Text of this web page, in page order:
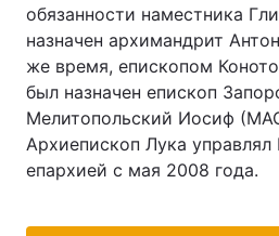
Контакти
Послуги
обязанности наместника
назначен архимандрит
же время, епископом
был назначен епископ
Мелитопольский Иосиф
Архиепископ Лука управлял
епархией с мая 2008 года.